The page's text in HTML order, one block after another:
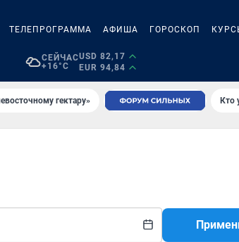
ТЕЛЕПРОГРАММА АФИША ГОРОСКОП
СЕЙЧАС
+16°C
USD 82,17
EUR 94,84
гектару» Кто